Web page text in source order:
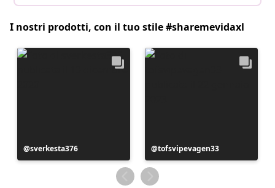
I nostri prodotti, con il tuo stile #sharemevidaxl
Post
pubblicato
sverkesta376
Post
pubblicato
da
tofsvipevagen33